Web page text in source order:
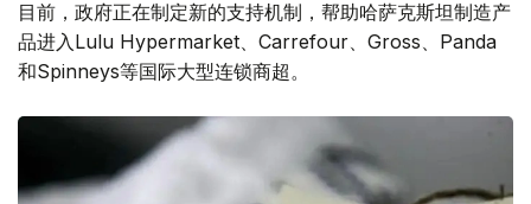
目前，政府正在制定新的支持机制，帮助哈萨克斯坦制造产
品进入Lulu Hypermarket、Carrefour、Gross、Panda
和Spinneys等国际大型连锁商超。